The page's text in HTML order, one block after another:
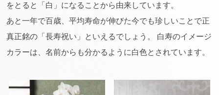
をとると「白」になることから由来しています。
あと一年で百歳、平均寿命が伸びた今でも珍しいことで正
真正銘の「長寿祝い」といえるでしょう。 白寿のイメージ
カラーは、名前からも分かるように白色とされています。